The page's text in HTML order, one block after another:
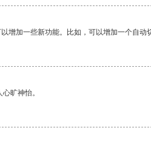
增加一些新功能。比如，可以增加一个自
旷神怡。